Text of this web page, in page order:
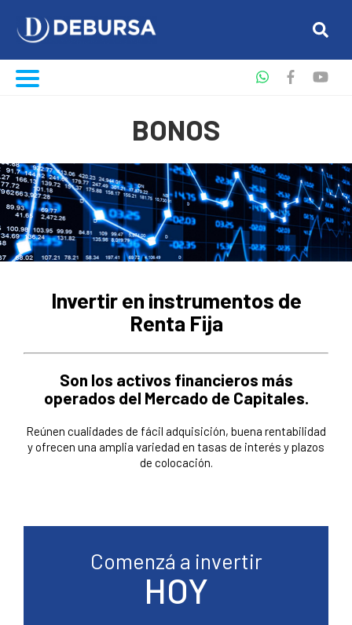
BONOS
Invertir en instrumentos de
Renta Fija
Son los activos financieros más
operados del Mercado de Capitales.
Reúnen cualidades de fácil adquisición, buena rentabilidad
y ofrecen una amplia variedad en tasas de interés y plazos
de colocación.
Comenzá a invertir
HOY